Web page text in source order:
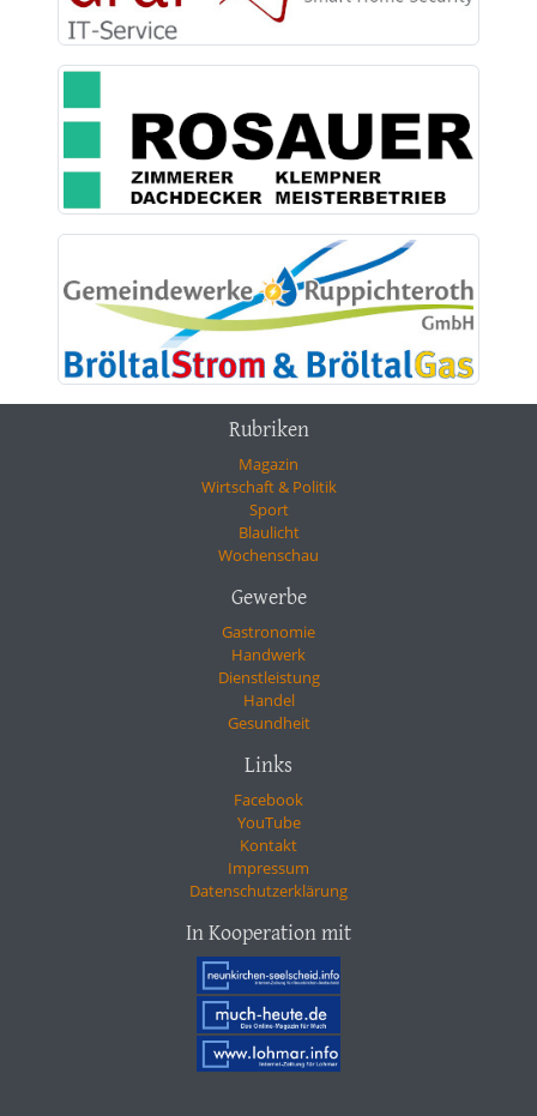
Rubriken
Magazin
Wirtschaft & Politik
Sport
Blaulicht
Wochenschau
Gewerbe
Gastronomie
Handwerk
Dienstleistung
Handel
Gesundheit
Links
Facebook
YouTube
Kontakt
Impressum
Datenschutzerklärung
In Kooperation mit